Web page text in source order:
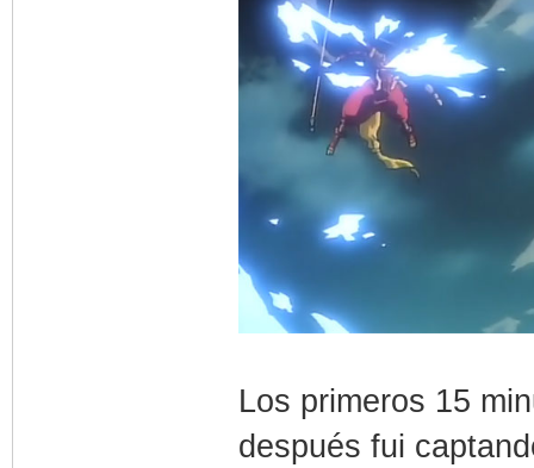
Los primeros 15
después fui